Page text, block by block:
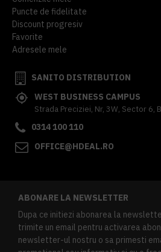
Puncte de fidelitate
Discount progresiv
Favorite
Adresele mele
SANITO DISTRIBUTION
WEST BUSINESS CAMPUS
Strada Preciziei, Nr, 3W, Sector 6,
0314 100 110
OFFICE@HDEAL.RO
ABONARE LA NEWSLETTER
Dupa ce initiezi abonarea la
trimite un email pentru activarea
newsletter-ul nostru o sa primesti